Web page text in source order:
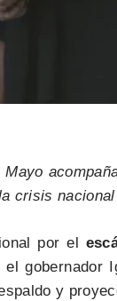
crisis
por el
y